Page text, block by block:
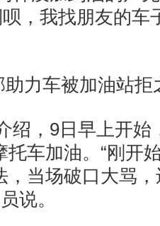
呗，我找朋友的
力车被加油站拒
绍，9日早上开始
车加油。“刚开
，当场破口大骂，
说。